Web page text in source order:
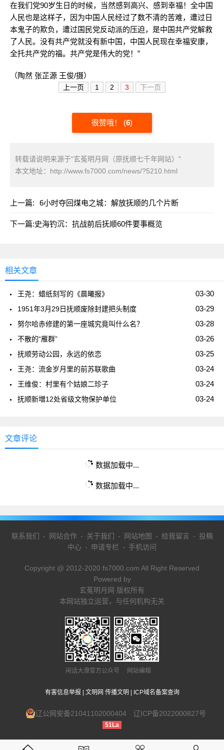
在我们党90岁生日的时候，当然感到高兴、感到幸福！全中国
人民也是这样子，因为中国人民经过了数不清的苦难，遭过日
本鬼子的欺负，遭过国民党反动派的压迫，是中国共产党解救
了人民。没有共产党就没有新中国，中国人民现在幸福安康，
全托共产党的福。共产党是伟大的党！”
（陶然 张芷源 王俊/摄）
上一页 1 2 3 下一页
很赞哦！ (6)
转载请说明来源于"玄菟明月网（原抚顺七千年网站）"
本文地址： http://www.fs7000.com/news/?5210.html
上一篇: 6小时夺回煤电之城：解放抚顺的几个片断
下一篇:史海钓沉：抗战前后抚顺60件要事概览
相关文章
03-30
王尧：蜡纸刻写的《晨曦报》
03-29
1951年3月29日抚顺废除封建把头制度
03-28
努尔哈赤修建的第一座城究竟叫什么名？
03-26
不散的“雁群”
03-25
抚顺劳动公园，永远的依恋
03-24
王尧：流金岁月里的前苏联歌曲
03-24
王维俊：村里有个姑娘二珍子
03-24
抚顺新増12处省级文物保护单位
文章评论
数据加载中...
数据加载中...
联系我们 - 网站合作- 关于我们 - 网站地图 - 给我留言 - 投稿
中心 - 申请专栏 - 手机访问
Copyright @ 2012-2020 fs7000.com All Right Reserved
Powered by
玄菟明月网 版权所有
本网站独立运营，与任何机构无关
闲话大潦官方公众号 网站编辑
有害信息举报 | 文明网 传播文明 | ICP域名备案查询
辽公网安备21041102000404 辽ICP备2022000827号
51La